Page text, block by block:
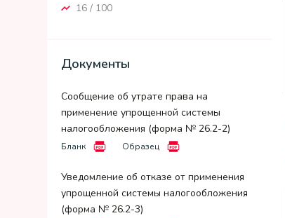
16 / 100
Документы
Сообщение об утрате права на
применение упрощенной системы
налогообложения (форма № 26.2-2)
Бланк Образец
Уведомление об отказе от применения
упрощенной системы налогообложения
(форма № 26.2-3)